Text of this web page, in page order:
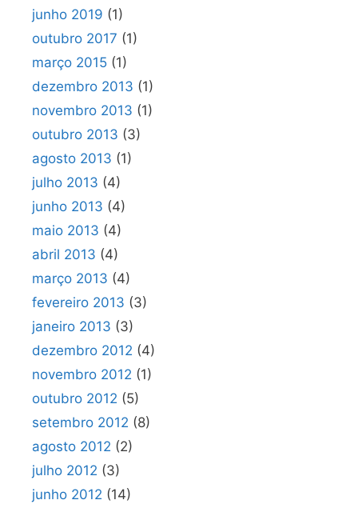
junho 2019 (1)
outubro 2017 (1)
março 2015 (1)
dezembro 2013 (1)
novembro 2013 (1)
outubro 2013 (3)
agosto 2013 (1)
julho 2013 (4)
junho 2013 (4)
maio 2013 (4)
abril 2013 (4)
março 2013 (4)
fevereiro 2013 (3)
janeiro 2013 (3)
dezembro 2012 (4)
novembro 2012 (1)
outubro 2012 (5)
setembro 2012 (8)
agosto 2012 (2)
julho 2012 (3)
junho 2012 (14)